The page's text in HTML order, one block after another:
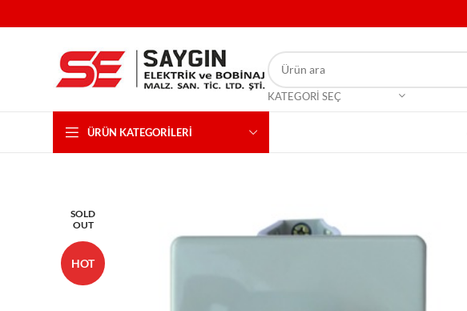
KATEGORI SEÇ
ÜRÜN KATEGORILERI
SOLD
OUT
HOT